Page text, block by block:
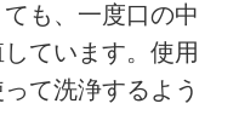
も、一度口の中
ています。使用
て洗浄するよう